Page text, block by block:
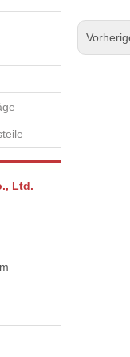
Ltd.